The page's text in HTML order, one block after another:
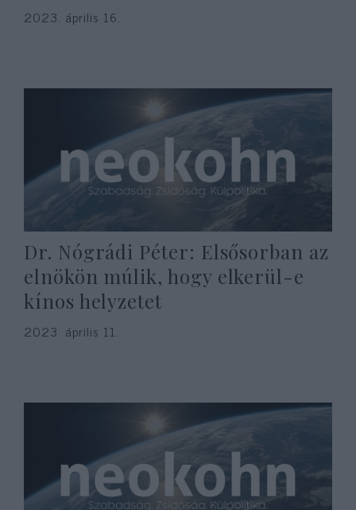
2023. április 16.
Dr. Nógrádi Péter: Elsősorban az
elnökön múlik, hogy elkerül-e
kínos helyzetet
2023. április 11.